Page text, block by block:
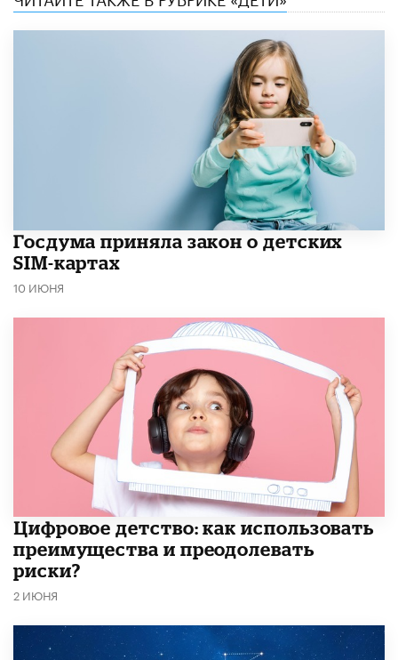
Госдума приняла закон о детских
SIM-картах
10 ИЮНЯ
​Цифровое детство: как использовать
преимущества и преодолевать
риски?
2 ИЮНЯ